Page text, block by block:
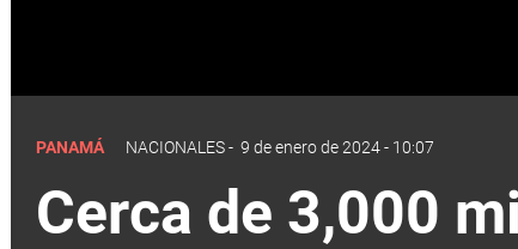
PANAMÁ NACIONALES- 9 de enero de 2024 - 10:07
Cerca de 3,000